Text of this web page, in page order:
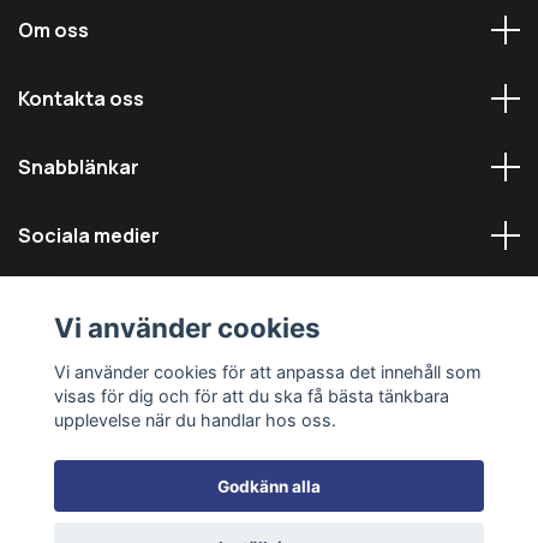
Om oss
Kontakta oss
Snabblänkar
Sociala medier
© 2026 Däckmästarna - Alla rättigheter reserverade
Vi använder cookies
Vi använder cookies för att anpassa det innehåll som
visas för dig och för att du ska få bästa tänkbara
upplevelse när du handlar hos oss.
Godkänn alla